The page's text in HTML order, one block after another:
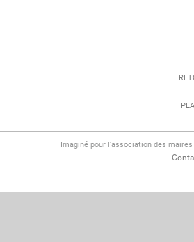
Imaginé pour l'association des